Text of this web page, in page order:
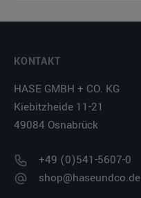
KONTAKT
HASE GMBH + CO. KG
Kiebitzheide 11-21
49084 Osnabrück
+49 (0)541-5607-0
shop@haseundco.de